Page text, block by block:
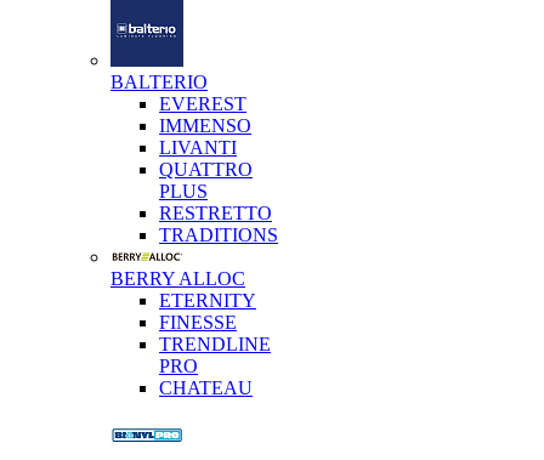
BALTERIO
EVEREST
IMMENSO
LIVANTI
QUATTRO
PLUS
RESTRETTO
TRADITIONS
BERRY ALLOC
ETERNITY
FINESSE
TRENDLINE
PRO
CHATEAU